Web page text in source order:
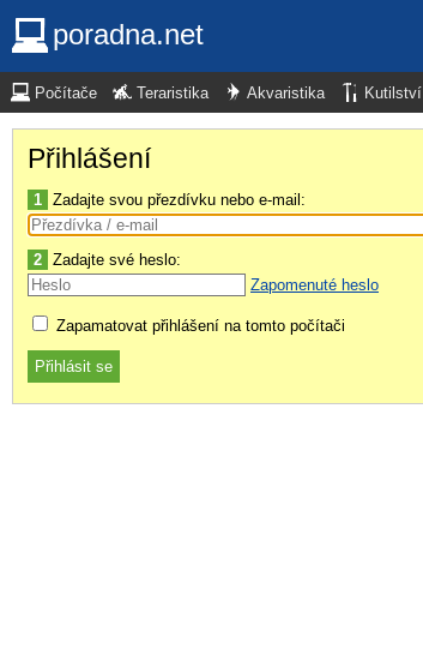
poradna.net
Počítače Teraristika Akvaristika Kutilství
Přihlášení
1 Zadajte svou přezdívku nebo e-mail:
2 Zadajte své heslo:
Zapomenuté heslo
Zapamatovat přihlášení na tomto počítači